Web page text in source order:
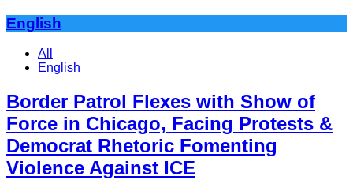
English
All
English
Border Patrol Flexes with Show of
Force in Chicago, Facing Protests &
Democrat Rhetoric Fomenting
Violence Against ICE